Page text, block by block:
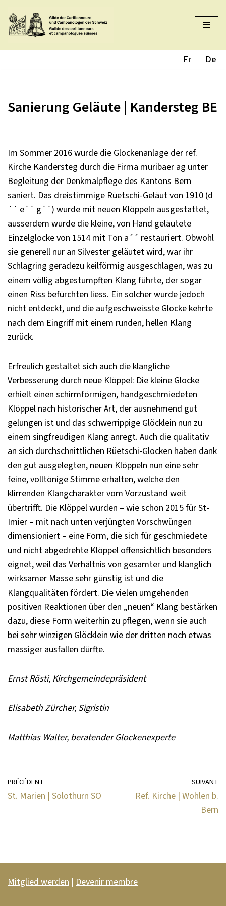
Aller
Fr De
Sanierung Geläute | Kandersteg BE
Im Sommer 2016 wurde die Glockenanlage der ref.
Kirche Kandersteg durch die Firma muribaer ag unter
Begleitung der Denkmalpflege des Kantons Bern
saniert. Das dreistimmige Rüetschi-Geläut von 1910 (d
´´ e´´ g´´) wurde mit neuen Klöppeln ausgestattet,
ausserdem wurde die kleine, von Hand geläutete
Einzelglocke von 1514 mit Ton a´´ restauriert. Obwohl
sie generell nur an Silvester geläutet wird, war ihr
Schlagring geradezu keilförmig ausgeschlagen, was zu
einem völlig abgestumpften Klang führte, der sogar
einen Riss befürchten liess. Ein solcher wurde jedoch
nicht entdeckt, und die aufgeschweisste Glocke kehrte
nach dem Eingriff mit einem runden, hellen Klang
zurück.
Erfreulich gestaltet sich auch die klangliche
Verbesserung durch neue Klöppel: Die kleine Glocke
erhielt einen schirmförmigen, handgeschmiedeten
Klöppel nach historischer Art, der ausnehmend gut
gelungen ist und das schwerrippige Glöcklein nun zu
einem singfreudigen Klang anregt. Auch die qualitativ
an sich durchschnittlichen Rüetschi-Glocken haben dank
den gut ausgelegten, neuen Klöppeln nun eine sehr
feine, volltönige Stimme erhalten, welche den
klirrenden Klangcharakter vom Vorzustand weit
übertrifft. Die Klöppel wurden – wie schon 2015 für St-
Imier – mit nach unten verjüngten Vorschwüngen
dimensioniert – eine Form, die sich für geschmiedete
und nicht abgedrehte Klöppel offensichtlich besonders
eignet, weil das Verhältnis von gesamter und klanglich
wirksamer Masse sehr günstig ist und die
Klangqualitäten fördert. Die vielen umgehenden
positiven Reaktionen über den „neuen“ Klang bestärken
dazu, diese Form weiterhin zu pflegen, wenn sie auch
bei sehr winzigen Glöcklein wie der dritten noch etwas
massiger ausfallen dürfte.
Ernst Rösti, Kirchgemeindepräsident
Elisabeth Zürcher, Sigristin
Matthias Walter, beratender Glockenexperte
PRÉCÉDENT
St. Marien | Solothurn SO
SUIVANT
Ref. Kirche | Wohlen b.
Bern
Mitglied werden | Devenir membre